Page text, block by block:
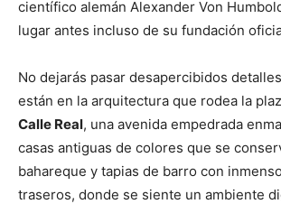
científico alemán Alexander Von
lugar antes incluso de su fundación
No dejarás pasar desapercibidos
están en la arquitectura que rodea la
Calle Real, una avenida empedrada
casas antiguas de colores que se
bahareque y tapias de barro con
traseros, donde se siente un ambiente